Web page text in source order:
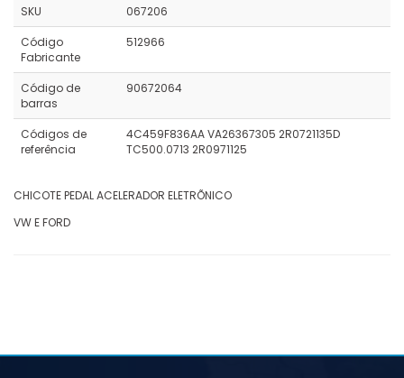
SKU
067206
Código
Fabricante
512966
Código de
barras
90672064
Códigos de
referência
4C459F836AA VA26367305 2R0721135D
TC500.0713 2R0971125
CHICOTE PEDAL ACELERADOR ELETRÕNICO
VW E FORD